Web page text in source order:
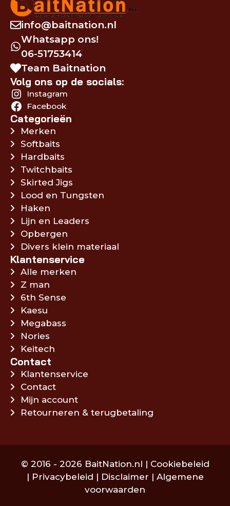
info@baitnation.nl
Whatsapp ons!
06-51753414
Team Baitnation
Volg ons op de socials:
Instagram
Facebook
Categorieën
Merken
Softbaits
Hardbaits
Twitchbaits
Skirted Jigs
Lood en Tungsten
Haken
Lijn en Leaders
Opbergen
Divers klein materiaal
Klantenservice
Alle merken
Z man
6th Sense
Kaesu
Megabass
Nories
Keitech
Contact
Klantenservice
Contact
Mijn account
Retourneren & terugbetaling
© 2016 - 2026 BaitNation.nl | Cookiebeleid
| Privacybeleid | Disclaimer | Algemene
voorwaarden